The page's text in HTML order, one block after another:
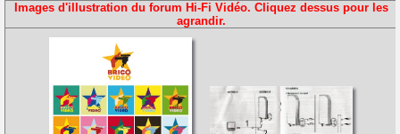
Images d'illustration du forum Hi-Fi Vidéo. Cliquez dessus pour les
agrandir.